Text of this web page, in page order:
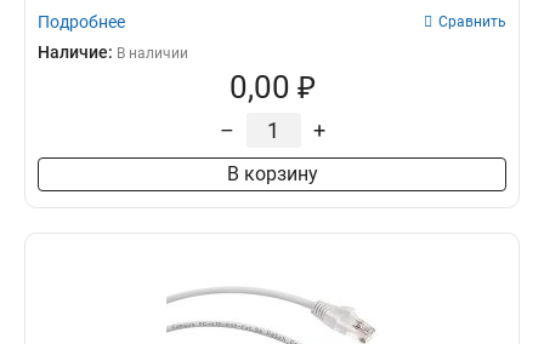
Подробнее Сравнить
Наличие: В наличии
0,00 ₽
– +
В корзину